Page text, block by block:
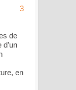
3
de
en